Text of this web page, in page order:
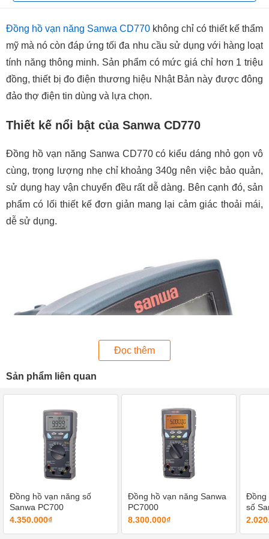
Đồng hồ vạn năng Sanwa CD770 không chỉ có thiết kế thẩm
mỹ mà nó còn đáp ứng tối đa nhu cầu sử dụng với hàng loạt
tính năng thông minh. Sản phẩm có mức giá chỉ hơn 1 triệu
đồng, thiết bị đo điện thương hiệu Nhật Bản này được đông
đảo thợ điện tin dùng và lựa chọn.
Thiết kế nổi bật của Sanwa CD770
Đồng hồ vạn năng Sanwa CD770 có kiểu dáng nhỏ gọn vô
cùng, trọng lượng nhẹ chỉ khoảng 340g nên việc bảo quản,
sử dụng hay vận chuyển đều rất dễ dàng. Bên cạnh đó, sản
phẩm có lối thiết kế đơn giản mang lại cảm giác thoải mái,
dễ sử dụng.
Sanwa CD770 sở hữu màn hình lớn, hiển thị tới 4000 số
Đọc thêm
Sản phẩm liên quan
Đồng hồ vạn năng số
Sanwa PC700
4.350.000₫
Đồng hồ vạn năng Sanwa
PC7000
8.300.000₫
Đồng
số